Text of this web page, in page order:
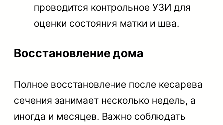
проводится контрольное УЗИ для
оценки состояния матки и шва.
Восстановление дома
Полное восстановление после кесарева
сечения занимает несколько недель, а
иногда и месяцев. Важно соблюдать